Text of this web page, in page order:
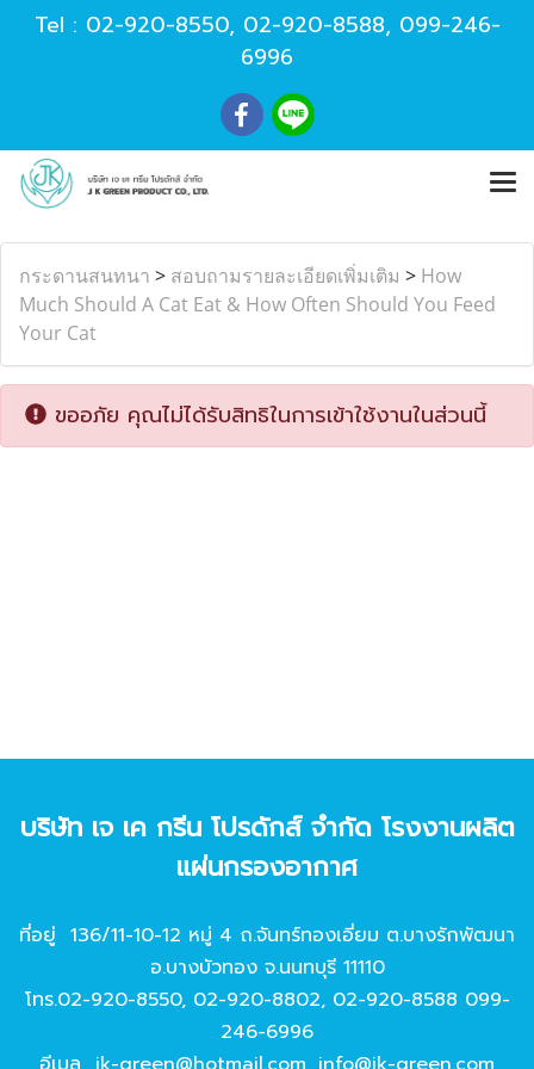
Tel : 02-920-8550, 02-920-8588, 099-246-
6996
กระดานสนทนา > สอบถามรายละเอียดเพิ่มเติม > How
Much Should A Cat Eat & How Often Should You Feed
Your Cat
ขออภัย คุณไม่ได้รับสิทธิในการเข้าใช้งานในส่วนนี้
บริษัท เจ เค กรีน โปรดักส์ จํากัด โรงงานผลิต
แผ่นกรองอากาศ
ที่อยู่ 136/11-10-12 หมู่ 4 ถ.จันทร์ทองเอี่ยม ต.บางรักพัฒนา
อ.บางบัวทอง จ.นนทบุรี 11110
โทร.02-920-8550, 02-920-8802, 02-920-8588 099-
246-6996